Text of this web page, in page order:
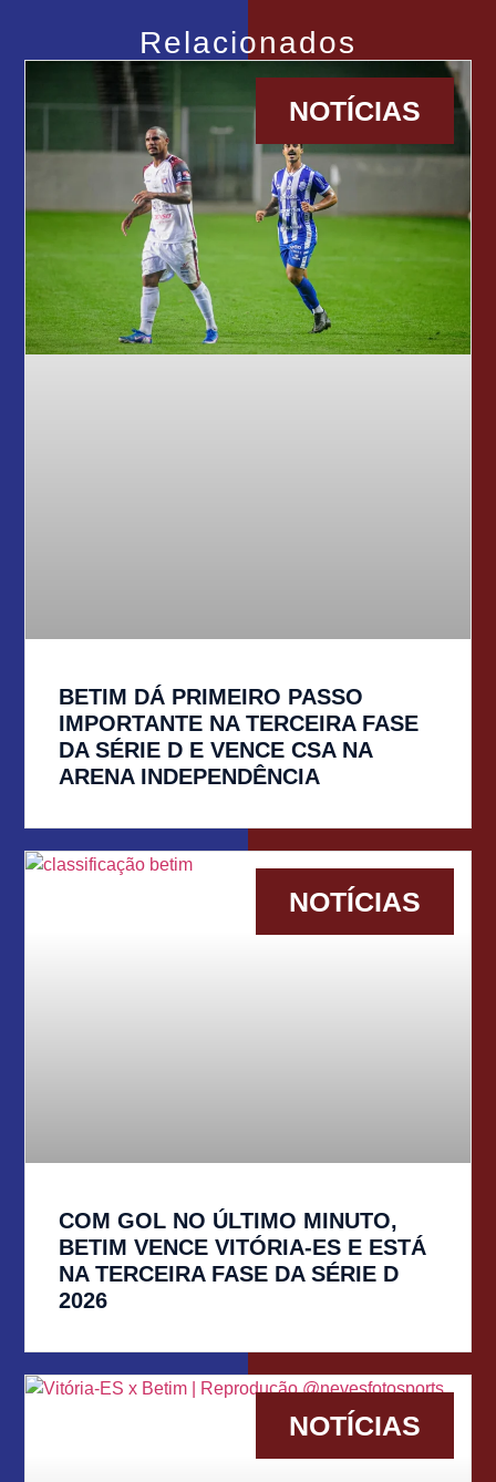
Relacionados
NOTÍCIAS
BETIM DÁ PRIMEIRO PASSO
IMPORTANTE NA TERCEIRA FASE
DA SÉRIE D E VENCE CSA NA
ARENA INDEPENDÊNCIA
NOTÍCIAS
COM GOL NO ÚLTIMO MINUTO,
BETIM VENCE VITÓRIA-ES E ESTÁ
NA TERCEIRA FASE DA SÉRIE D
2026
NOTÍCIAS